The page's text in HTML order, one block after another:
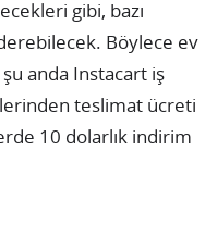
gibi, bazı
Böylece ev
anda Instacart iş
teslimat ücreti
10 dolarlık indirim